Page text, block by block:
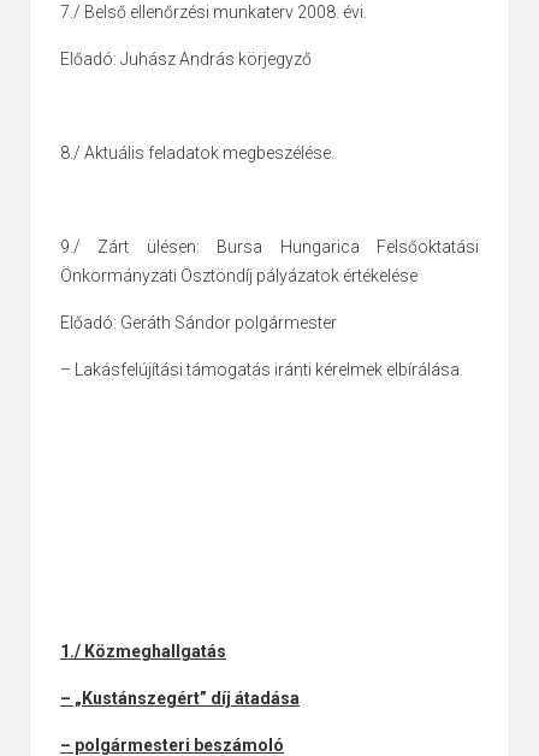
7./ Belső ellenőrzési munkaterv 2008. évi.
Előadó: Juhász András körjegyző
8./ Aktuális feladatok megbeszélése.
9./ Zárt ülésen: Bursa Hungarica Felsőoktatási
Önkormányzati Ösztöndíj pályázatok értékelése
Előadó: Geráth Sándor polgármester
– Lakásfelújítási támogatás iránti kérelmek elbírálása.
1./ Közmeghallgatás
– „Kustánszegért” díj átadása
– polgármesteri beszámoló